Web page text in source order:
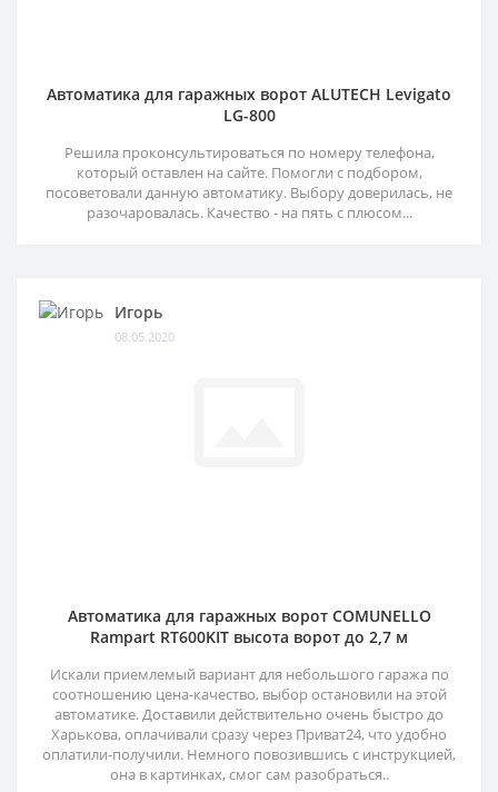
Автоматика для гаражных ворот ALUTECH Levigato
LG-800
Решила проконсультироваться по номеру телефона,
который оставлен на сайте. Помогли с подбором,
посоветовали данную автоматику. Выбору доверилась, не
разочаровалась. Качество - на пять с плюсом...
Игорь
08.05.2020
Автоматика для гаражных ворот COMUNELLO
Rampart RT600KIT высота ворот до 2,7 м
Искали приемлемый вариант для небольшого гаража по
соотношению цена-качество, выбор остановили на этой
автоматике. Доставили действительно очень быстро до
Харькова, оплачивали сразу через Приват24, что удобно
оплатили-получили. Немного повозившись с инструкцией,
она в картинках, смог сам разобраться..